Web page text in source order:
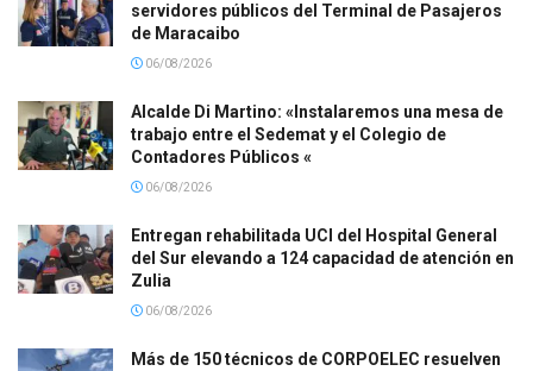
servidores públicos del Terminal de Pasajeros
de Maracaibo
06/08/2026
Alcalde Di Martino: «Instalaremos una mesa de
trabajo entre el Sedemat y el Colegio de
Contadores Públicos «
06/08/2026
Entregan rehabilitada UCI del Hospital General
del Sur elevando a 124 capacidad de atención en
Zulia
06/08/2026
Más de 150 técnicos de CORPOELEC resuelven